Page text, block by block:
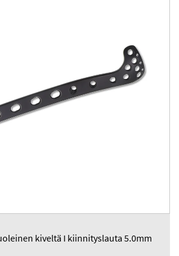
kiveltä I kiinnityslauta 5.0mm